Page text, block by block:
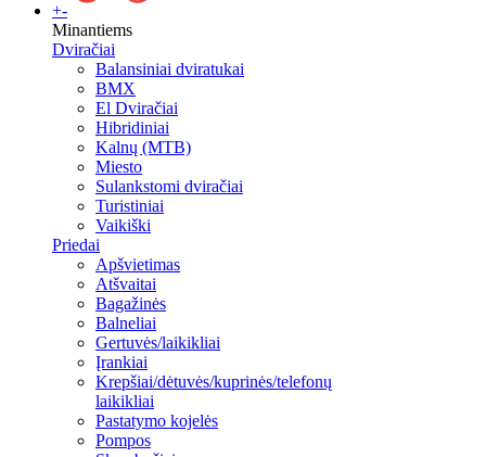
+-
Minantiems
Dviračiai
Balansiniai dviratukai
BMX
El Dviračiai
Hibridiniai
Kalnų (MTB)
Miesto
Sulankstomi dviračiai
Turistiniai
Vaikiški
Priedai
Apšvietimas
Atšvaitai
Bagažinės
Balneliai
Gertuvės/laikikliai
Įrankiai
Krepšiai/dėtuvės/kuprinės/telefonų
laikikliai
Pastatymo kojelės
Pompos